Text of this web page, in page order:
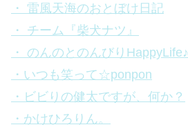
・ 雷風天海のおとぼけ日記
・ チーム『柴犬ナツ』
・ のんのとのんびりHappyLife♪
・いつも笑って☆ponpon
・ビビりの健太ですが、何か？
・かけひろりん。